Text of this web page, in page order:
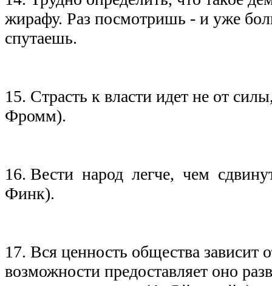
жирафу. Раз посмотришь - и уже
спутаешь.
15. Страсть к власти идет не от
Фромм).
16. Вести народ легче, чем
Финк).
17. Вся ценность общества зависит
возможности предоставляет оно